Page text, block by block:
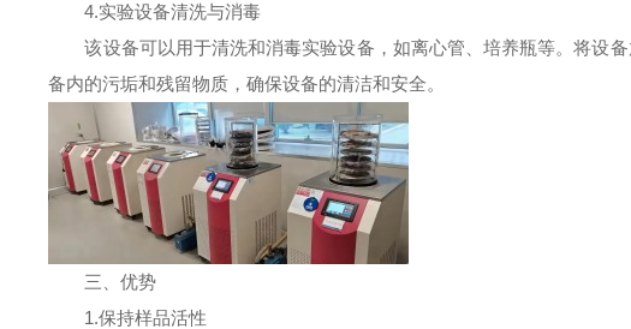
4.实验设备清洗与消毒
该设备可以用于清洗和消毒实验设备，如离心管、培养瓶等。将设备
备内的污垢和残留物质，确保设备的清洁和安全。
三、优势
1.保持样品活性